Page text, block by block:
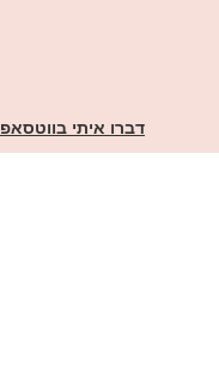
דברו איתי בווטסאפ